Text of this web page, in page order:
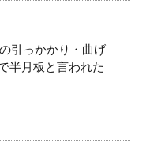
引っかかり・曲げ
半月板と言われた